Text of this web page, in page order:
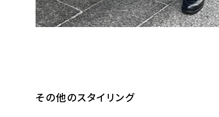
その他のスタイリング